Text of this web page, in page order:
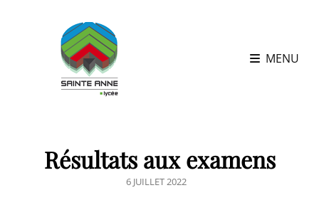
MENU
Résultats aux examens
POSTED
6 JUILLET 2022